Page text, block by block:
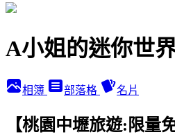
A小姐的迷你世
相簿 部落格 名片
【桃園中壢旅遊:限量